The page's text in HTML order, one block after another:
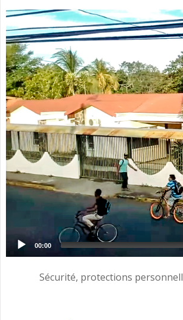
00:00
Sécurité, protections